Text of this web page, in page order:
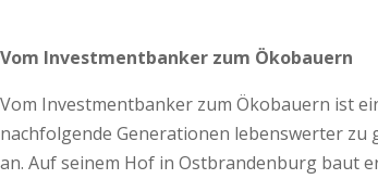
Vom Investmentbanker zum Ökobauern
Vom Investmentbanker zum Ökobauern ist
nachfolgende Generationen lebenswerter zu
an. Auf seinem Hof in Ostbrandenburg baut